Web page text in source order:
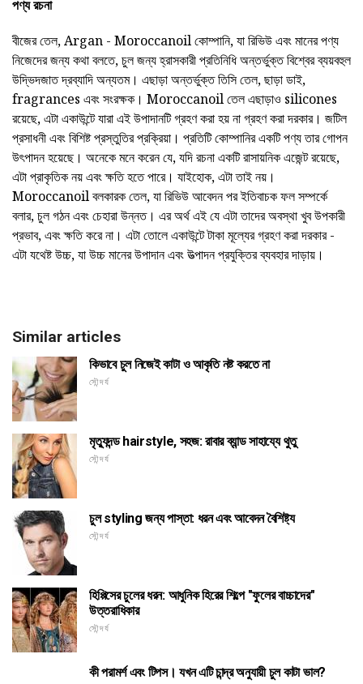
পণ্য রচনা
বীজের তেল, Argan - Moroccanoil কোম্পানি, যা রিভিউ এবং মানের পণ্য
নিজেদের জন্য কথা বলতে, চুল জন্য হ্রাসকারী প্রতিনিধি অন্তর্ভুক্ত বিশ্বের ব্যয়বহুল
উদ্ভিদজাত দ্রব্যাদি অন্যতম। এছাড়া অন্তর্ভুক্ত তিসি তেল, ছাড়া ডাই,
fragrances এবং সংরক্ষক। Moroccanoil তেল এছাড়াও silicones
রয়েছে, এটা একাউন্টে যারা এই উপাদানটি গ্রহণ করা হয় না গ্রহণ করা দরকার। জটিল
প্রসাধনী এবং বিশিষ্ট প্রস্তুতির প্রক্রিয়া। প্রতিটি কোম্পানির একটি পণ্য তার গোপন
উৎপাদন হয়েছে। অনেকে মনে করেন যে, যদি রচনা একটি রাসায়নিক এজেন্ট রয়েছে,
এটা প্রাকৃতিক নয় এবং ক্ষতি হতে পারে। যাইহোক, এটা তাই নয়।
Moroccanoil বলকারক তেল, যা রিভিউ আবেদন পর ইতিবাচক ফল সম্পর্কে
বলার, চুল গঠন এবং চেহারা উন্নত। এর অর্থ এই যে এটা তাদের অবস্থা খুব উপকারী
প্রভাব, এবং ক্ষতি করে না। এটা তোলে একাউন্টে টাকা মূল্যের গ্রহণ করা দরকার -
এটা যথেষ্ট উচ্চ, যা উচ্চ মানের উপাদান এবং উত্পাদন প্রযুক্তির ব্যবহার দাড়ায়।
Similar articles
কিভাবে চুল নিজেই কাটা ও আকৃতি নষ্ট করতে না
সৌন্দর্য
মৃত্যুদন্ড hairstyle, সহজ: রাবার ব্যান্ড সাহায্যে থুতু
সৌন্দর্য
চুল styling জন্য পাস্তা: ধরন এবং আবেদন বৈশিষ্ট্য
সৌন্দর্য
হিপ্পিসের চুলের ধরন: আধুনিক হিরের শিল্পে "ফুলের বাচ্চাদের"
উত্তরাধিকার
সৌন্দর্য
কী পরামর্শ এবং টিপস। যখন এটি চান্দ্র অনুযায়ী চুল কাটা ভাল?